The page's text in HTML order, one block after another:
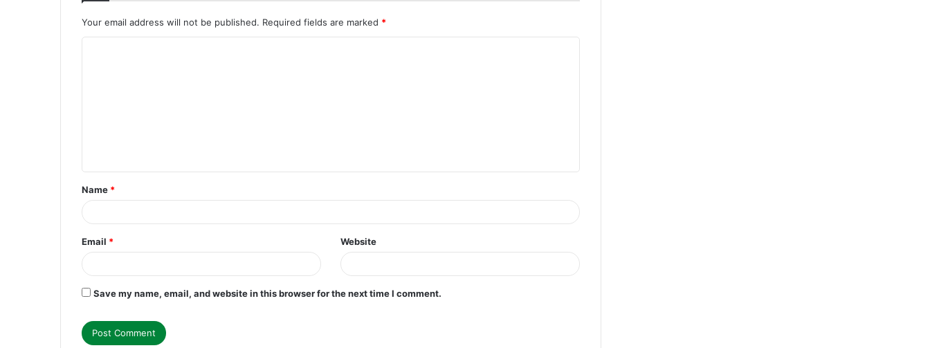
Your email address will not be published. Required fields are marked *
t
*
Name *
Email * Website
Save my name, email, and website in this browser for the next time I comment.